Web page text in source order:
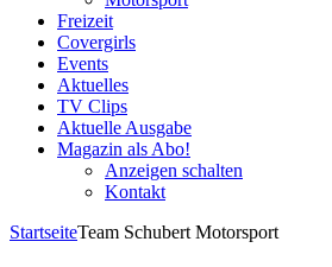
Freizeit
Covergirls
Events
Aktuelles
TV Clips
Aktuelle Ausgabe
Magazin als Abo!
Anzeigen schalten
Kontakt
StartseiteTeam Schubert Motorsport